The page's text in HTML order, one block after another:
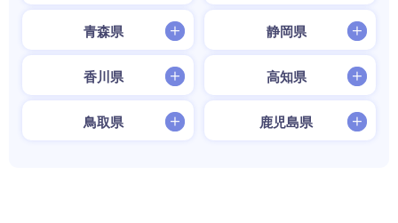
青森県 静岡県
香川県 高知県
鳥取県 鹿児島県